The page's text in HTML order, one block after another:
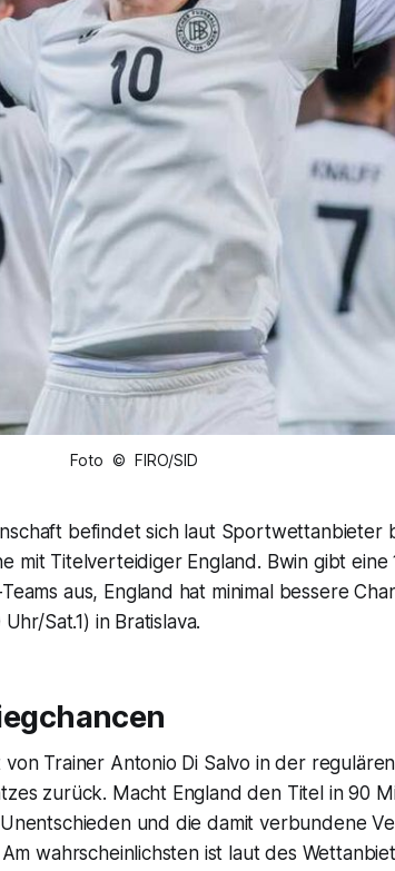
Foto © FIRO/SID
befindet sich laut Sportwettanbieter
mit Titelverteidiger England. Bwin gibt eine
aus, England hat minimal bessere
Sat.1) in Bratislava.
Trainer Antonio Di Salvo in der
zurück. Macht England den Titel in 90
und die damit verbundene
wahrscheinlichsten ist laut des